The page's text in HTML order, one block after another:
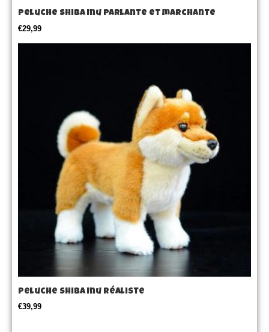
Peluche Shiba Inu parlante et marchante
€29,99
Peluche Shiba Inu réaliste
€39,99